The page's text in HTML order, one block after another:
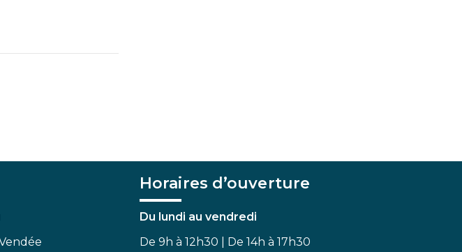
Horaires d’ouverture
Du lundi au vendredi
De 9h à 12h30 | De 14h à 17h30